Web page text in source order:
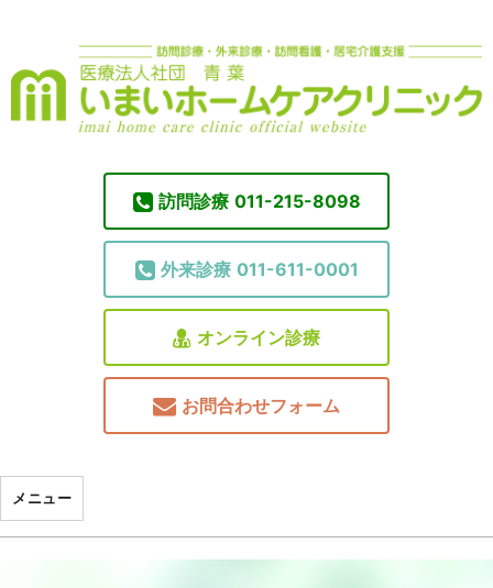
訪問診療 011-215-8098
外来診療 011-611-0001
オンライン診療
お問合わせフォーム
メニュー